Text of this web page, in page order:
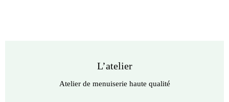
L’atelier
Atelier de menuiserie haute qualité